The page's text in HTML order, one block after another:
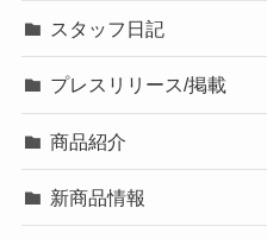
スタッフ日記
プレスリリース/掲載
商品紹介
新商品情報